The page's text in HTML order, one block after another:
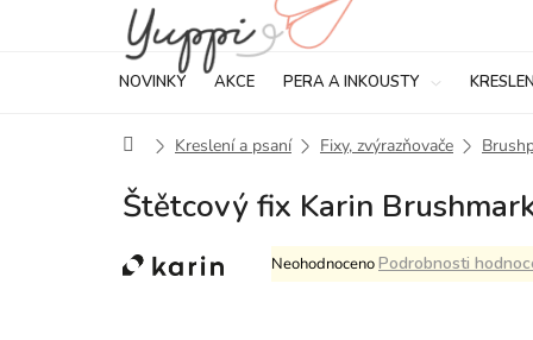
NOVINKY AKCE PERA A INKOUSTY
DomůKreslení a psaní Fixy, zvýrazňovače
Štětcový fix Karin
Průměrné
hodnocení
NeohodnocenoPodrobnosti